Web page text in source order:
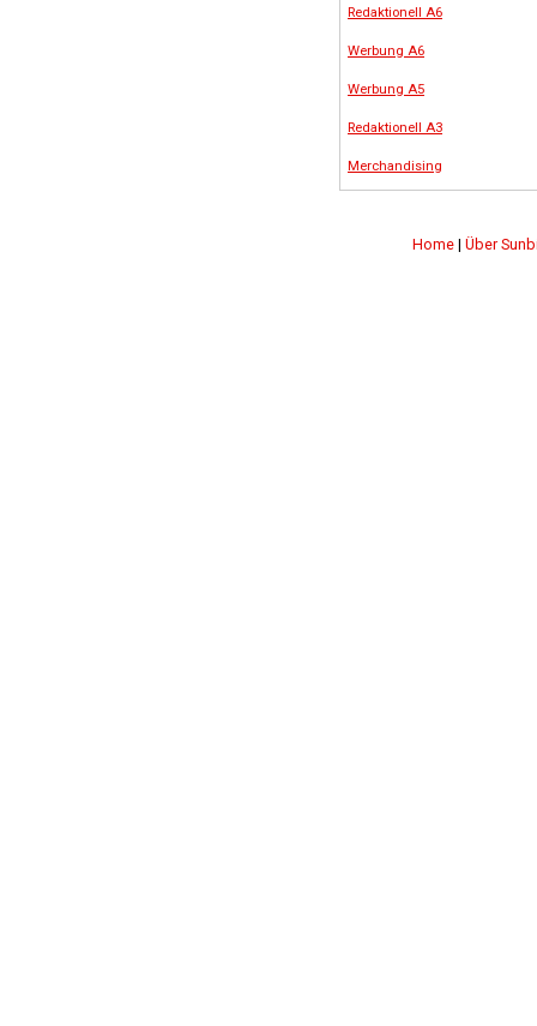
Redaktionell A6
Werbung A6
Werbung A5
Redaktionell A3
Merchandising
Home | Über